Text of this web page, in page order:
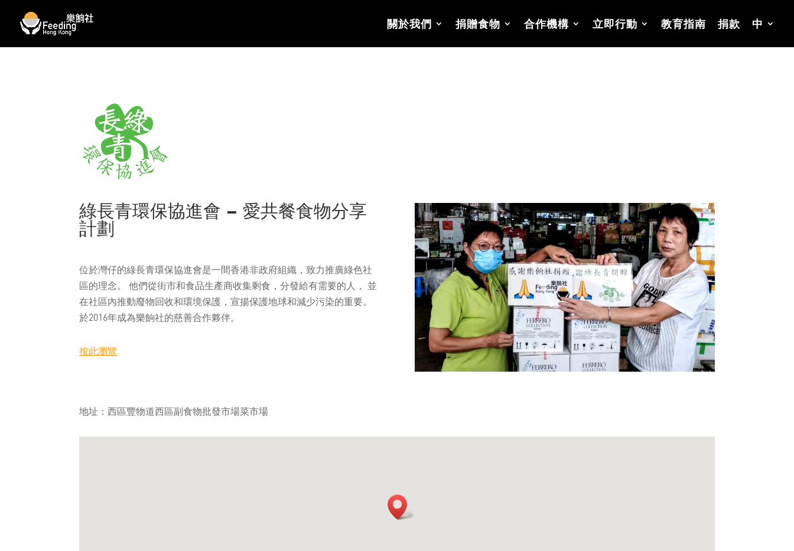
關於我們 捐贈食物 合作機構 立即行動 教育指南 捐款 中
綠長青環保協進會 – 愛共餐食物分享
計劃
位於灣仔的綠長青環保協進會是一間香港非政府組織，致力推廣綠色社
區的理念。 他們從街市和食品生產商收集剩食，分發給有需要的人， 並
在社區內推動廢物回收和環境保護，宣揚保護地球和減少污染的重要。
於2016年成為樂餉社的慈善合作夥伴。
按此瀏覽
地址：西區豐物道西區副食物批發市場菜市場